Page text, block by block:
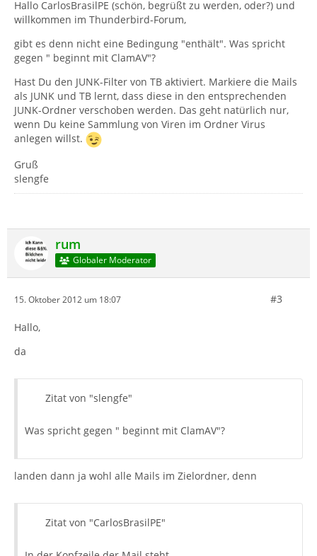
Hallo CarlosBrasilPE (schön, begrüßt zu werden, oder?) und
willkommen im Thunderbird-Forum,
gibt es denn nicht eine Bedingung "enthält". Was spricht
gegen " beginnt mit ClamAV"?
Hast Du den JUNK-Filter von TB aktiviert. Markiere die Mails
als JUNK und TB lernt, dass diese in den entsprechenden
JUNK-Ordner verschoben werden. Das geht natürlich nur,
wenn Du keine Sammlung von Viren im Ordner Virus
anlegen willst.
Gruß
slengfe
rum
Globaler Moderator
15. Oktober 2012 um 18:07 #3
Hallo,
da
Zitat von "slengfe"
Was spricht gegen " beginnt mit ClamAV"?
landen dann ja wohl alle Mails im Zielordner, denn
Zitat von "CarlosBrasilPE"